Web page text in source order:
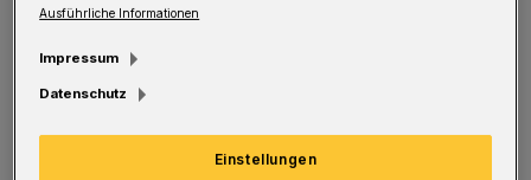
Von Dirk Lotze
L aut ersten Ermittlungen war der Mann
mutmaßlich alkoholisiert und führte ein
gefährliches Messer bei sich. Das teilte eine
Ausführliche Informationen
Impressum
Datenschutz
Einstellungen